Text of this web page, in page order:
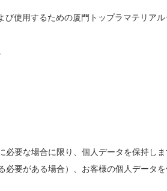
使用するための厦門トップラマテリア
要な場合に限り、個人データを保持し
要がある場合）、お客様の個人データ